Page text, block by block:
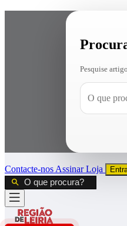
Pesquise
Contacte-nos AssinarLoja